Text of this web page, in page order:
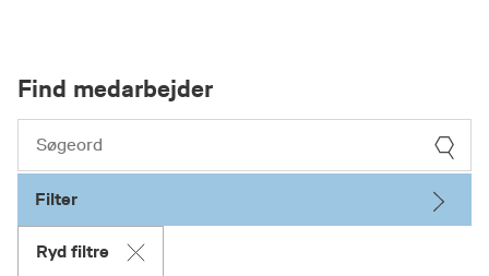
Find medarbejder
Filter
Ryd filtre